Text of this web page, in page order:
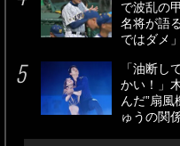
で波乱の
名将が語
ではダメ」
「油断し
かい！」
んだ”扇
ゅうの関